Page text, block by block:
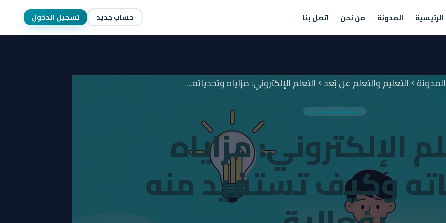
الرئيسية المدونة من نحن اتصل بنا حساب جديد تسجيل الدخول
المدونة chevron_left التعليم والتعلم عن بُعد chevron_left التعلم الإلكتروني: مزاياه وتحدياته...
التعليم والتعلم عن بُعد
الإلكتروني: مزاياه
وكيف تستفيد منه